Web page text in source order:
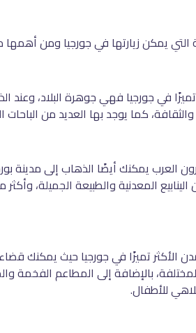
التي يمكن زيارتها في جورجيا ومن أهمها
في جورجيا فهي جوهرة البلاد، وعند
كما يوجد بها العديد من الباحات
العرب يمكنك أيضًا الذهاب إلى مدينة
المعدنية والطبيعة الجميلة، وأكثر
الأكثر تميزًا في جورجيا حيث يمكنك
المختلفة، بالإضافة إلى المطاعم
للأطفال.